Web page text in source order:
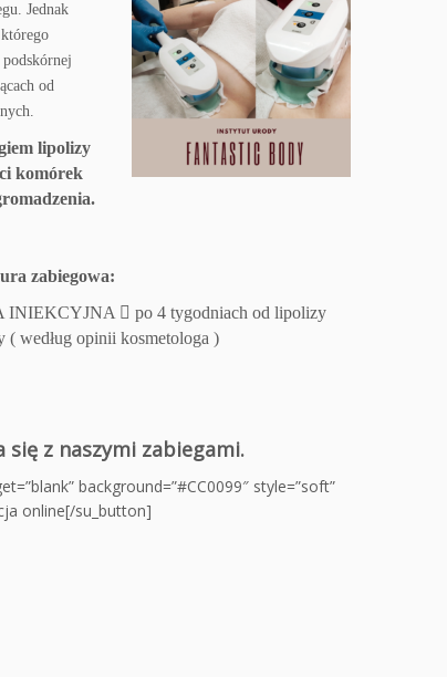
Jednak
podskórnej
od
lipolizy
komórek
zabiegowa:
INIEKCYJNA  po 4 tygodniach od lipolizy
według opinii kosmetologa )
się z naszymi zabiegami.
background=”#CC0099″ style=”soft”
online[/su_button]